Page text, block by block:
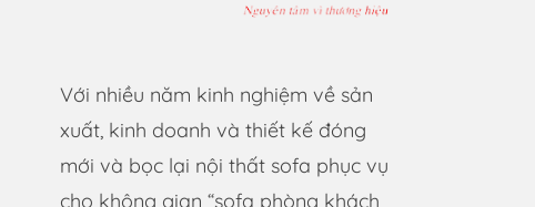
Với nhiều năm kinh nghiệm về sản
xuất, kinh doanh và thiết kế đóng
mới và bọc lại nội thất sofa phục vụ
cho không gian “sofa phòng khách